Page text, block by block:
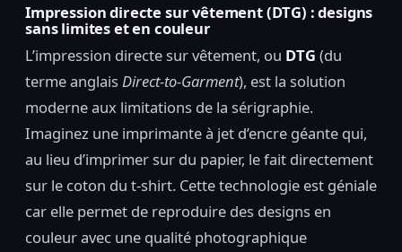
Impression directe sur vêtement (DTG) : designs
sans limites et en couleur
L’impression directe sur vêtement, ou DTG (du
terme anglais Direct-to-Garment), est la solution
moderne aux limitations de la sérigraphie.
Imaginez une imprimante à jet d’encre géante qui,
au lieu d’imprimer sur du papier, le fait directement
sur le coton du t-shirt. Cette technologie est géniale
car elle permet de reproduire des designs en
couleur avec une qualité photographique